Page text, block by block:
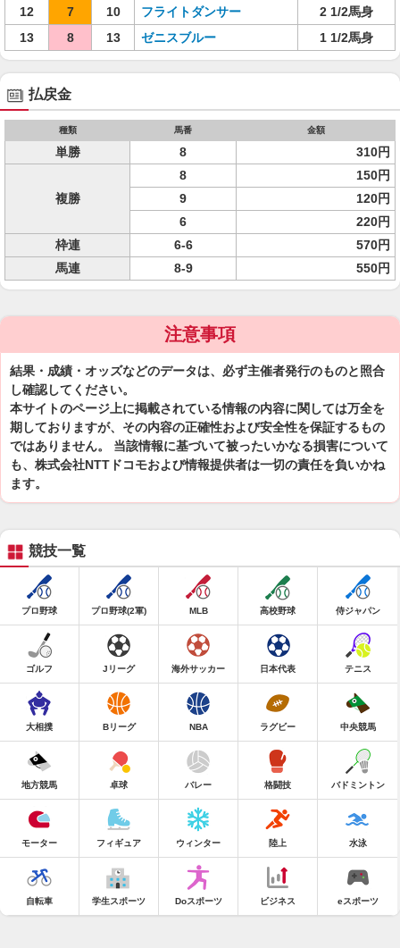
12
7 10 フライトダンサー
2 1/2馬身
13
8 13 ゼニスブルー 1 1/2馬身
払戻金
種類 馬番 金額
単勝 8 310円
複勝
8
150円
9
120円
6
220円
枠連
6-6
570円
馬連
8-9 550円
注意事項
結果・成績・オッズなどのデータは、必ず主催者発行のものと照合
し確認してください。
本サイトのページ上に掲載されている情報の内容に関しては万全を
期しておりますが、その内容の正確性および安全性を保証するもの
ではありません。 当該情報に基づいて被ったいかなる損害について
も、株式会社NTTドコモおよび情報提供者は一切の責任を負いかね
ます。
競技一覧
プロ野球 プロ野球(2軍) MLB 高校野球 侍ジャパン
ゴルフ Jリーグ 海外サッカー 日本代表 テニス
大相撲 Bリーグ NBA ラグビー 中央競馬
地方競馬 卓球 バレー 格闘技 バドミントン
モーター フィギュア ウィンター 陸上 水泳
自転車 学生スポーツ Doスポーツ ビジネス eスポーツ